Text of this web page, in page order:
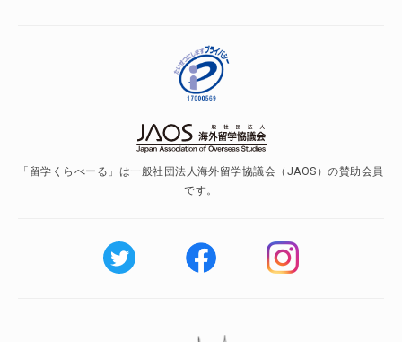
「留学くらべーる」は一般社団法人海外留学協議会（JAOS）の賛助会員
です。